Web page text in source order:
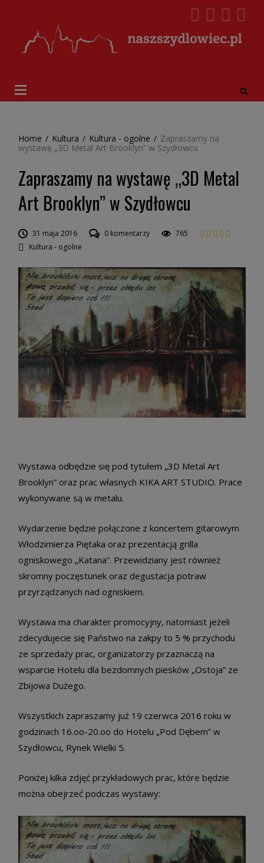
Home / Kultura / Kultura - ogolne / Zapraszamy na
wystawę „3D Metal Art Brooklyn” w Szydłowcu
Zapraszamy na wystawę „3D Metal
Art Brooklyn” w Szydłowcu
31 maja 2016 0 komentarzy
765
Kultura - ogolne
Wystawa odbędzie się pod tytułem „3D Metal Art
Brooklyn” oraz prac własnych KIKA ART STUDIO. Prace
wykonywane są w metalu.
Wydarzenie będzie połączone z koncertem gitarowym
Włodzimierza Piętaka oraz prezentacją grilla
ogniskowego „Katana”. Przewidziany jest również
skromny poczęstunek oraz degustacja potraw
przyrządzanych nad ogniskiem.
Wystawa ma charakter promocyjny, natomiast jeżeli
zdecydujecie się Państwo na zakpy to 5 % przychodu
ze sprzedaży prac, organizatorzy przaznaczą na
wsparcie Hotelu dla bezdomnych piesków „Ostoja” ze
Zbijowa Dużego.
Wszystkich zapraszamy już 19 czerwca 2016 roku w
godzinach 16.oo-20.oo do Hotelu „Pod Dębem” w
Szydłowcu, Rynek Wielki 5.
Poniżej kilka zdjęć przykładowych prac, które będzie
można obejrzeć podczas wystawy: